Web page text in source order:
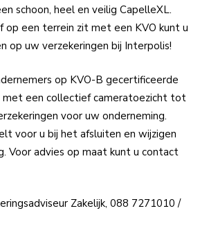
schoon, heel en veilig CapelleXL.
op een terrein zit met een KVO kunt u
op uw verzekeringen bij Interpolis!
op KVO-B gecertificeerde
met een collectief cameratoezicht tot
voor uw onderneming.
voor u bij het afsluiten en wijzigen
Voor advies op maat kunt u contact
Zakelijk, 088 7271010 /